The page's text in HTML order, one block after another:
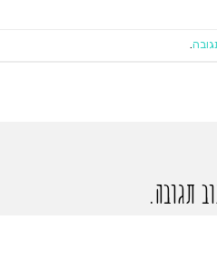
תגובה.